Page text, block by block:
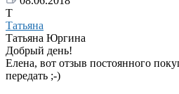
Т
Татьяна
Татьяна Юргина
Добрый день!
Елена, вот отзыв постоянного
передать ;-)